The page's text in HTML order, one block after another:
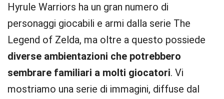
Hyrule Warriors ha un gran numero di
personaggi giocabili e armi dalla serie The
Legend of Zelda, ma oltre a questo possiede
diverse ambientazioni che potrebbero
sembrare familiari a molti giocatori. Vi
mostriamo una serie di immagini, diffuse dal